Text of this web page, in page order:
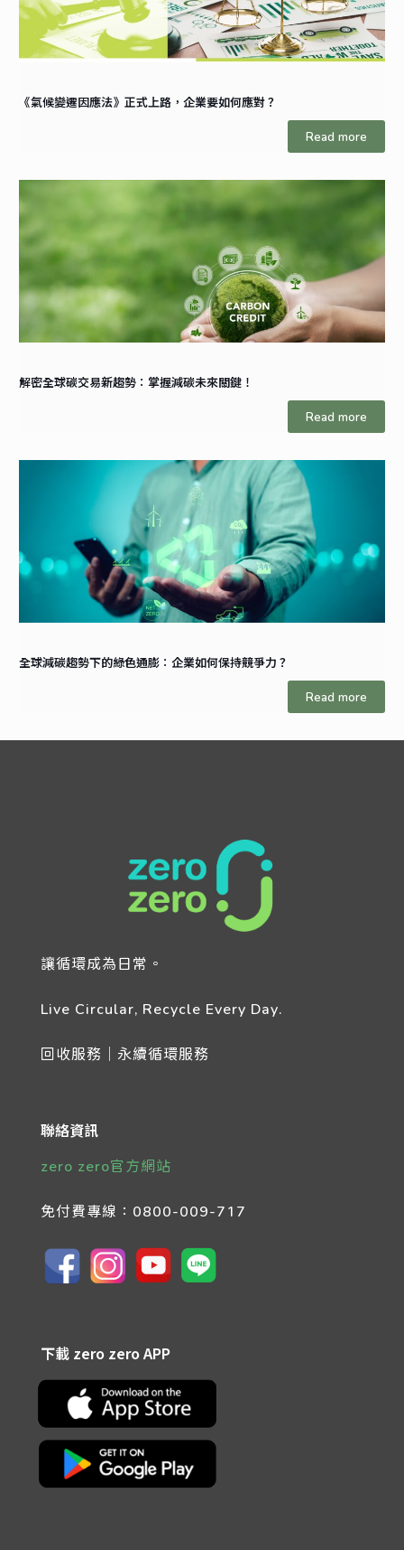
《氣候變遷因應法》正式上路，企業要如何應對？
Read more
解密全球碳交易新趨勢：掌握減碳未來關鍵！
Read more
全球減碳趨勢下的綠色通膨：企業如何保持競爭力？
Read more
讓循環成為日常。
Live Circular, Recycle Every Day.
回收服務｜永續循環服務
聯絡資訊
zero zero官方網站
免付費專線： 0800-009-717
下載 zero zero APP